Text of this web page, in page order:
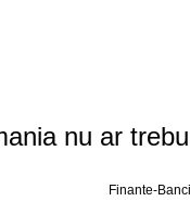
nu ar
Finante-